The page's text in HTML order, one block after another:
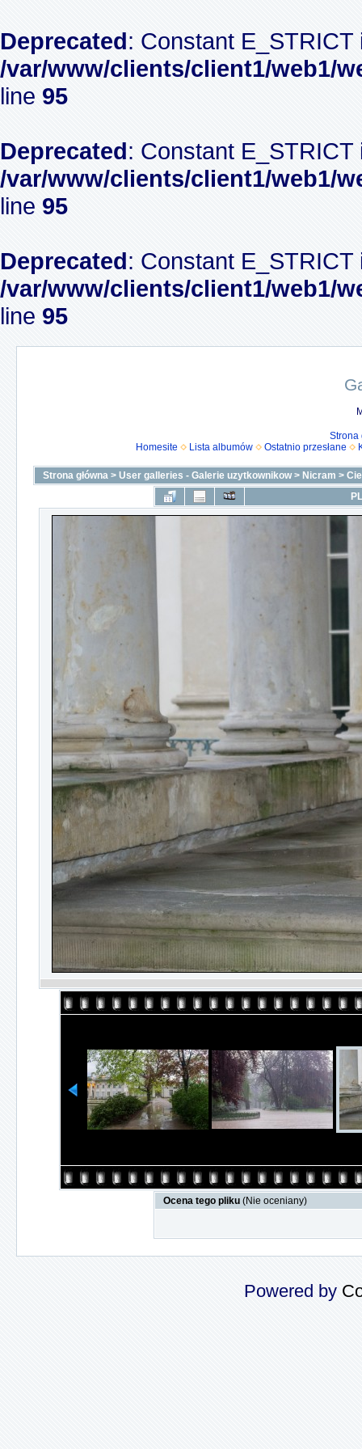
Deprecated: Constant
/var/www/clients/client1/web1/
line 95
Deprecated: Constant
/var/www/clients/client1/web1/
line 95
Deprecated: Constant
/var/www/clients/client1/web1/
line 95
Strona
Homesite
Lista albumów Ostatnio przesłane
Strona główna > User galleries - Galerie uzytkownikow> Nicram >
Ocena tego pliku (Nie oceniany)
Powered by